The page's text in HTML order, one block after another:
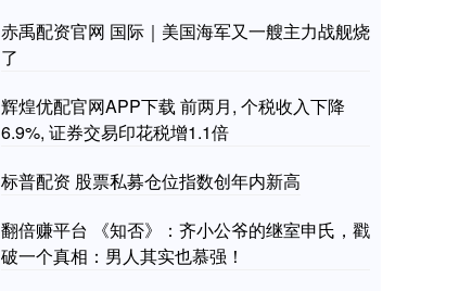
赤禹配资官网 国际｜美国海军又一艘主力战舰烧
了
辉煌优配官网APP下载 前两月, 个税收入下降
6.9%, 证券交易印花税增1.1倍
标普配资 股票私募仓位指数创年内新高
翻倍赚平台 《知否》：齐小公爷的继室申氏，戳
破一个真相：男人其实也慕强！